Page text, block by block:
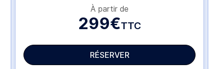
À partir de
299€TTC
RÉSERVER